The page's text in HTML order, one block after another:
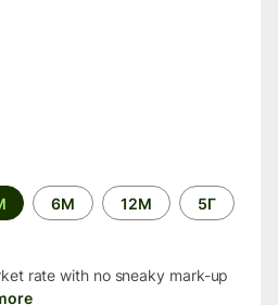
6М 12М 5Г
rate with no sneaky mark-up